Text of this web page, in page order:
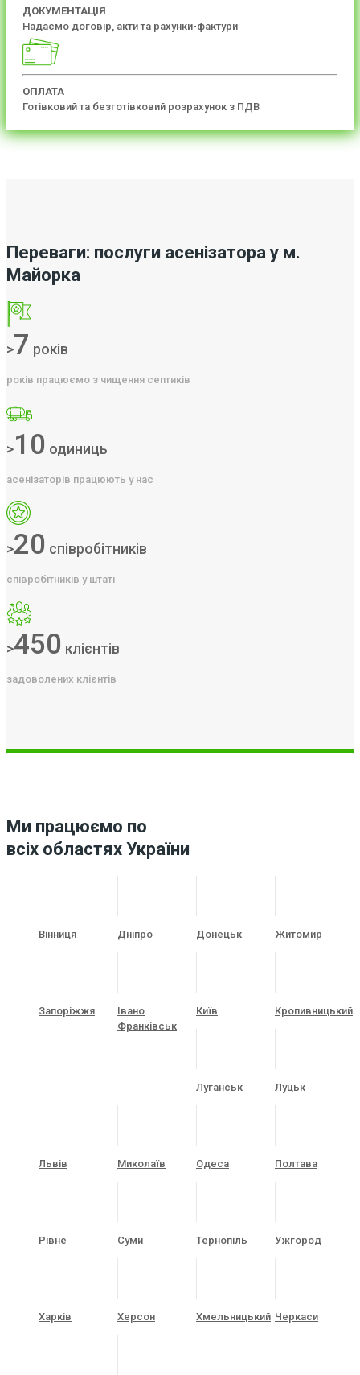
ДОКУМЕНТАЦІЯ
Надаємо договір, акти та рахунки-фактури
ОПЛАТА
Готівковий та безготівковий розрахунок з ПДВ
Переваги: послуги асенізатора у м.
Майорка
>7 років
років працюємо з чищення септиків
>10 одиниць
асенізаторів працюють у нас
>20 співробітників
співробітників у штаті
>450 клієнтів
задоволених клієнтів
Ми працюємо по
всіх областях України
Вінниця Дніпро Донецьк Житомир
Запоріжжя
Івано
Франківськ
Київ Кропивницький
Луганськ Луцьк
Львів Миколаїв Одеса Полтава
Рівне Суми Тернопіль Ужгород
Харків Херсон Хмельницький Черкаси